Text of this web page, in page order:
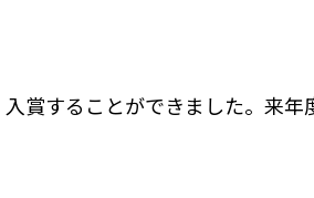
賞することができました。来